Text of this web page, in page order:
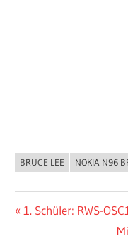
ALLGEMEIN
BRUCE LEE NOKIA N96
Vorheriger
1. Schüler: RWS-OSC1